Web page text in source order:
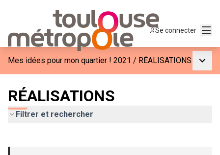
Se connecter
Mes idées pour mon quartier ! 2021 / RÉALISATIONS
RÉALISATIONS
Filtrer et rechercher